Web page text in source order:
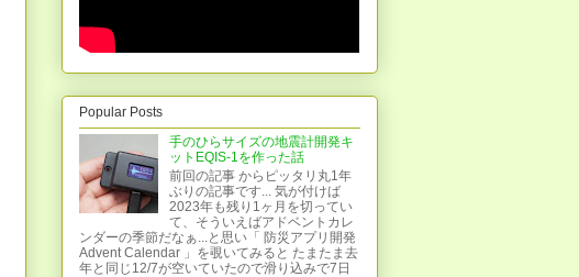
Popular Posts
手のひらサイズの地震計開発キ
ットEQIS-1を作った話
前回の記事 からピッタリ丸1年
ぶりの記事です... 気が付けば
2023年も残り1ヶ月を切ってい
て、そういえばアドベントカレ
ンダーの季節だなぁ...と思い「 防災アプリ開発
Advent Calendar 」を覗いてみると たまたま去
年と同じ12/7が空いていたので滑り込みで7日